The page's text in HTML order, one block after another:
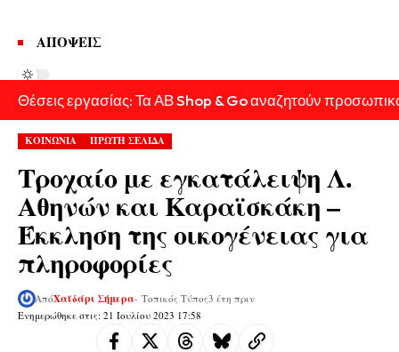
ΑΠΟΨΕΙΣ
Θέσεις εργασίας: Τα ΑΒ Shop & Go αναζητούν
ΚΟΙΝΩΝΙΑ ΠΡΩΤΗ ΣΕΛΙΔΑ
Τροχαίο με εγκατάλειψη Λ.
Αθηνών και Καραϊσκάκη –
Έκκληση της οικογένειας για
πληροφορίες
Ενημερώθηκε στις: 21 Ιουλίου 2023 17:58
ΑπόΧαϊδάρι Σήμερα- Τοπικός Τύπος3 έτη πριν